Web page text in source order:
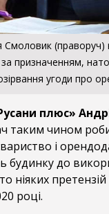
Смоловик
призначенням,
угоди про
плюс»
таким чином
і
будинку до
ніяких
році.